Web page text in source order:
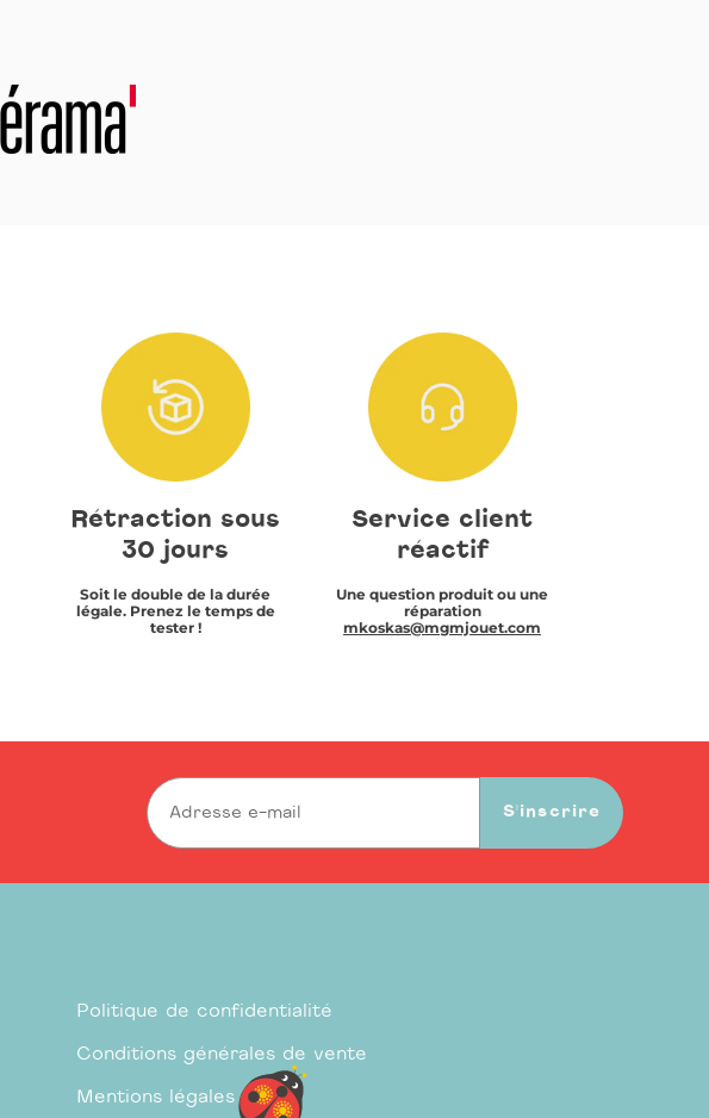
Rétraction sous
30 jours
Soit le double de la durée
légale. Prenez le temps de
tester !
Service client
réactif
Une question produit ou une
réparation
mkoskas@mgmjouet.com
S'inscrire
Politique de confidentialité
Conditions générales de vente
Mentions légales